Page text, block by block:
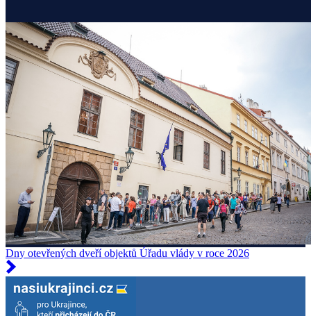
Dny otevřených dveří objektů Úřadu vlády v roce 2026